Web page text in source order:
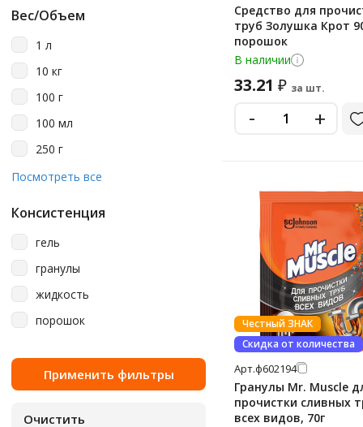
Perklin
Pro-Brite
Profit
Sanfor
Saniterra
Synergetic
Vortex
Адриа
Доместос
Золушка
Крот
Мега
Вес/Объем
1 л
10 кг
100 г
100 мл
250 г
280
50 г
500 мл
600 г
600 мл
70 г
Посмотреть все
Консистенция
гель
гранулы
жидкость
порошок
Средство для
труб Золушка Крот
порошок
В наличии
33.21 ₽ за шт.
- +
Честный ЗНАК
Скидка от количества
Арт.ф602194
Гранулы Mr. Muscle
прочистки сливных
всех видов, 70г